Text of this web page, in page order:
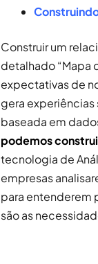
Construir um
detalhado “Mapa
expectativas de
gera
baseada em
podemos
tecnologia de
empresas
para entenderem
são as